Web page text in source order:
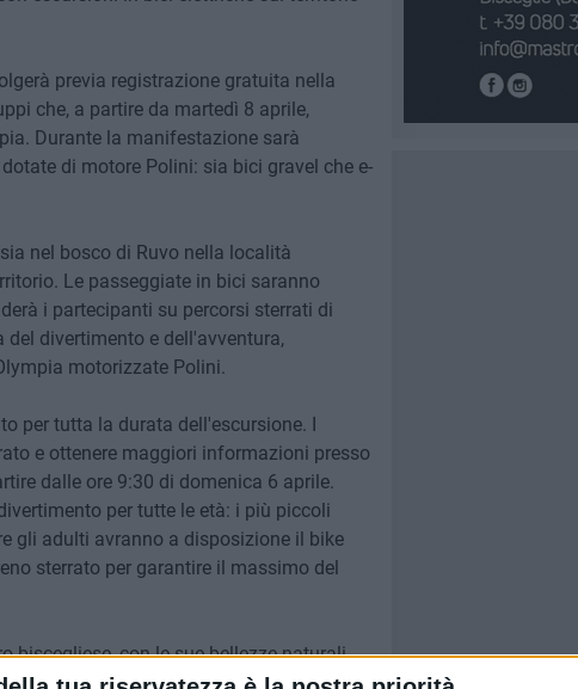
previa registrazione gratuita nella
che, a partire da martedì 8 aprile,
Durante la manifestazione sarà
di motore Polini: sia bici gravel che e-
nel bosco di Ruvo nella località
Le passeggiate in bici saranno
i partecipanti su percorsi sterrati di
divertimento e dell'avventura,
motorizzate Polini.
per tutta la durata dell'escursione. I
e ottenere maggiori informazioni presso
dalle ore 9:30 di domenica 6 aprile.
per tutte le età: i più piccoli
gli adulti avranno a disposizione il bike
sterrato per garantire il massimo del
biscegliese, con le sue bellezze naturali
MTB Olympia» afferma Mario Catalano,